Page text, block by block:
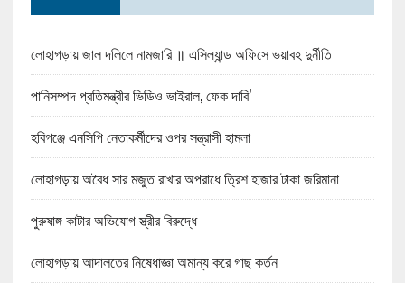
লোহাগড়ায় জাল দলিলে নামজারি ॥ এসিল্যান্ড অফিসে ভয়াবহ দুর্নীতি
পানিসম্পদ প্রতিমন্ত্রীর ভিডিও ভাইরাল, ফেক দাবি’
হবিগঞ্জে এনসিপি নেতাকর্মীদের ওপর সন্ত্রাসী হামলা
লোহাগড়ায় অবৈধ সার মজুত রাখার অপরাধে ত্রিশ হাজার টাকা জরিমানা
পুরুষাঙ্গ কাটার অভিযোগ স্ত্রীর বিরুদ্ধে
লোহাগড়ায় আদালতের নিষেধাজ্ঞা অমান্য করে গাছ কর্তন